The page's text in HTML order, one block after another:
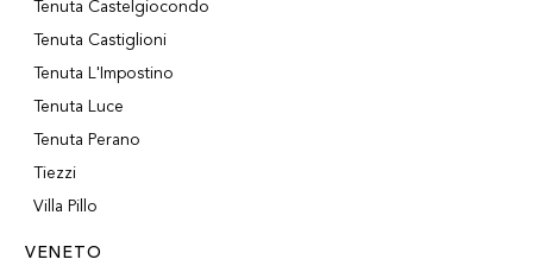
Tenuta Castelgiocondo
Tenuta Castiglioni
Tenuta L'Impostino
Tenuta Luce
Tenuta Perano
Tiezzi
Villa Pillo
VENETO